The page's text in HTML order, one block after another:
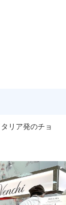
リア発のチョ